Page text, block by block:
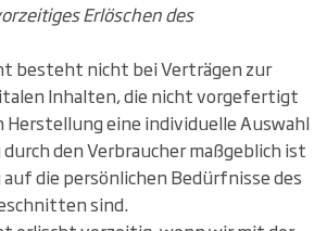
Erlöschen des
besteht nicht bei Verträgen zur
Inhalten, die nicht vorgefertigt
Herstellung eine individuelle Auswahl
den Verbraucher maßgeblich ist
die persönlichen Bedürfnisse des
sind.